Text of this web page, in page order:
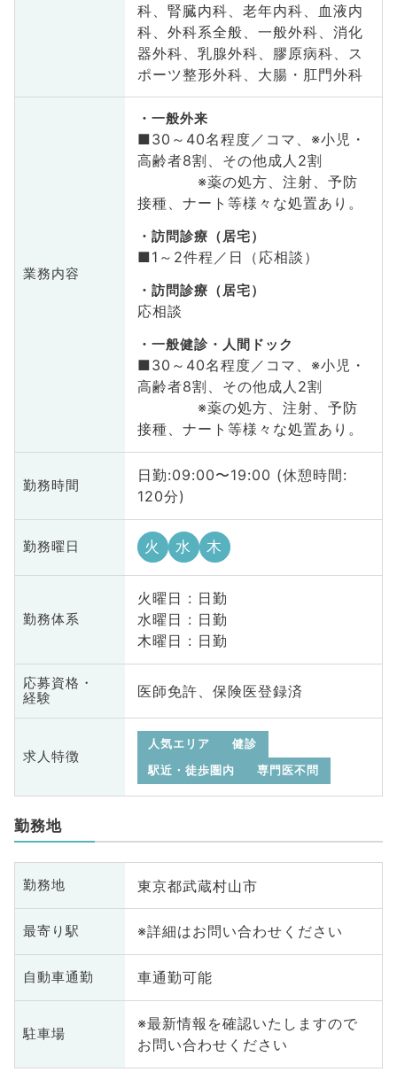
科、腎臓内科、老年内科、血液内
科、外科系全般、一般外科、消化
器外科、乳腺外科、膠原病科、ス
ポーツ整形外科、大腸・肛門外科
業務内容
一般外来
■30～40名程度／コマ、※小児・
高齢者8割、その他成人2割
※薬の処方、注射、予防
接種、ナート等様々な処置あり。
訪問診療（居宅）
■1～2件程／日（応相談）
訪問診療（居宅）
応相談
一般健診・人間ドック
■30～40名程度／コマ、※小児・
高齢者8割、その他成人2割
※薬の処方、注射、予防
接種、ナート等様々な処置あり。
勤務時間
日勤:09:00〜19:00 (休憩時間:
120分)
勤務曜日 火 水 木
勤務体系
火曜日 : 日勤
水曜日 : 日勤
木曜日 : 日勤
応募資格・
経験
医師免許、保険医登録済
求人特徴
人気エリア
健診
駅近・徒歩圏内
専門医不問
勤務地
勤務地 東京都武蔵村山市
最寄り駅 ※詳細はお問い合わせください
自動車通勤 車通勤可能
駐車場
※最新情報を確認いたしますので
お問い合わせください